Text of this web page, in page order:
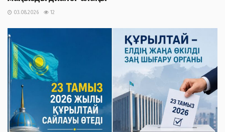
03.08.2026 12